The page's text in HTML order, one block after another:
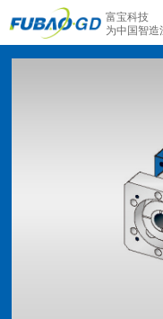
富宝科技
为中国智造